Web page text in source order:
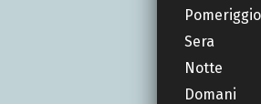
Pomeriggio
Sera
Notte
Domani